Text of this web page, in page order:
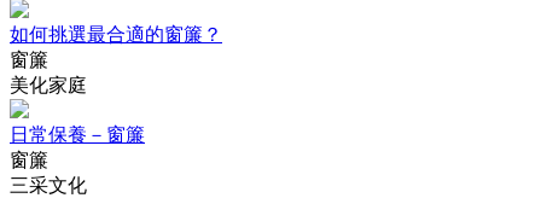
如何挑選最合適的窗簾？
窗簾
美化家庭
日常保養－窗簾
窗簾
三采文化